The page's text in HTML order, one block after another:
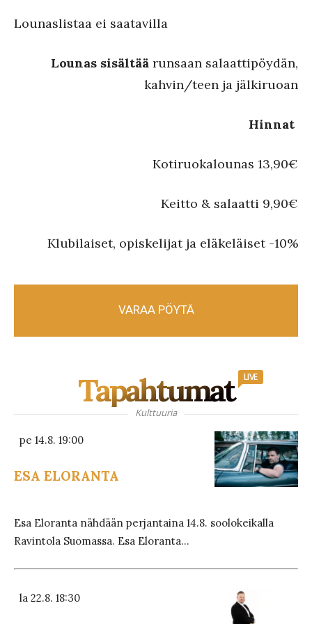
Lounaslistaa ei saatavilla
Lounas sisältää runsaan salaattipöydän,
kahvin/teen ja jälkiruoan
Hinnat
Kotiruokalounas 13,90€
Keitto & salaatti 9,90€
Klubilaiset, opiskelijat ja eläkeläiset -10%
VARAA PÖYTÄ
Tapahtumat LIVE
Kulttuuria
pe 14.8. 19:00
ESA ELORANTA
Esa Eloranta nähdään perjantaina 14.8. soolokeikalla
Ravintola Suomassa. Esa Eloranta...
la 22.8. 18:30